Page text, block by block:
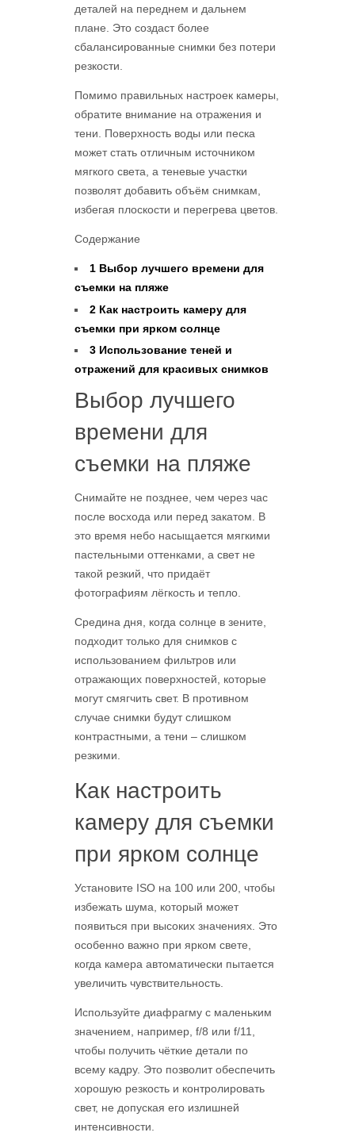
деталей на переднем и дальнем
плане. Это создаст более
сбалансированные снимки без потери
резкости.
Помимо правильных настроек камеры,
обратите внимание на отражения и
тени. Поверхность воды или песка
может стать отличным источником
мягкого света, а теневые участки
позволят добавить объём снимкам,
избегая плоскости и перегрева цветов.
Содержание
1 Выбор лучшего времени для
съемки на пляже
2 Как настроить камеру для
съемки при ярком солнце
3 Использование теней и
отражений для красивых снимков
Выбор лучшего
времени для
съемки на пляже
Снимайте не позднее, чем через час
после восхода или перед закатом. В
это время небо насыщается мягкими
пастельными оттенками, а свет не
такой резкий, что придаёт
фотографиям лёгкость и тепло.
Средина дня, когда солнце в зените,
подходит только для снимков с
использованием фильтров или
отражающих поверхностей, которые
могут смягчить свет. В противном
случае снимки будут слишком
контрастными, а тени – слишком
резкими.
Как настроить
камеру для съемки
при ярком солнце
Установите ISO на 100 или 200, чтобы
избежать шума, который может
появиться при высоких значениях. Это
особенно важно при ярком свете,
когда камера автоматически пытается
увеличить чувствительность.
Используйте диафрагму с маленьким
значением, например, f/8 или f/11,
чтобы получить чёткие детали по
всему кадру. Это позволит обеспечить
хорошую резкость и контролировать
свет, не допуская его излишней
интенсивности.